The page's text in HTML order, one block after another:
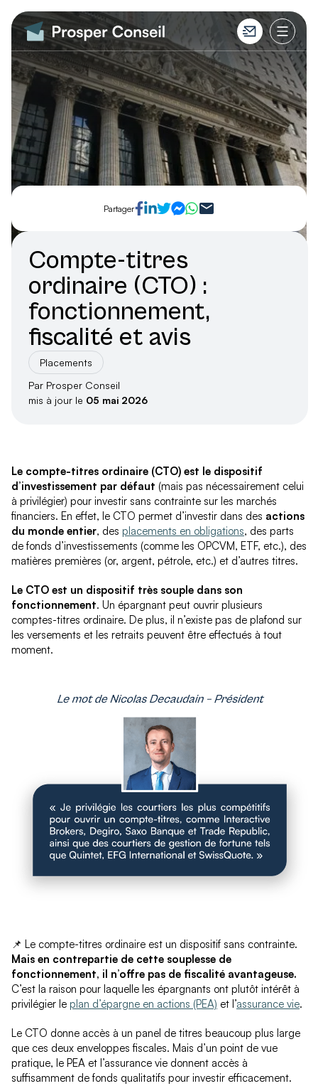
Partager
Compte-titres
ordinaire (CTO) :
fonctionnement,
fiscalité et avis
Placements
Par Prosper Conseil
mis à jour le 05 mai 2026
Le compte-titres ordinaire (CTO) est le dispositif
d’investissement par défaut (mais pas nécessairement celui
à privilégier) pour investir sans contrainte sur les marchés
financiers. En effet, le CTO permet d’investir dans des actions
du monde entier, des placements en obligations, des parts
de fonds d’investissements (comme les OPCVM, ETF, etc.), des
matières premières (or, argent, pétrole, etc.) et d’autres titres.
Le CTO est un dispositif très souple dans son
fonctionnement. Un épargnant peut ouvrir plusieurs
comptes-titres ordinaire. De plus, il n’existe pas de plafond sur
les versements et les retraits peuvent être effectués à tout
moment.
📌 Le compte-titres ordinaire est un dispositif sans contrainte.
Mais en contrepartie de cette souplesse de
fonctionnement, il n’offre pas de fiscalité avantageuse.
C’est la raison pour laquelle les épargnants ont plutôt intérêt à
privilégier le plan d’épargne en actions (PEA) et l’assurance vie.
Le CTO donne accès à un panel de titres beaucoup plus large
que ces deux enveloppes fiscales. Mais d’un point de vue
pratique, le PEA et l’assurance vie donnent accès à
suffisamment de fonds qualitatifs pour investir efficacement.